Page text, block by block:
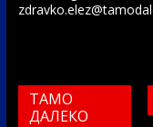
ТАМО
ДАЛЕКО